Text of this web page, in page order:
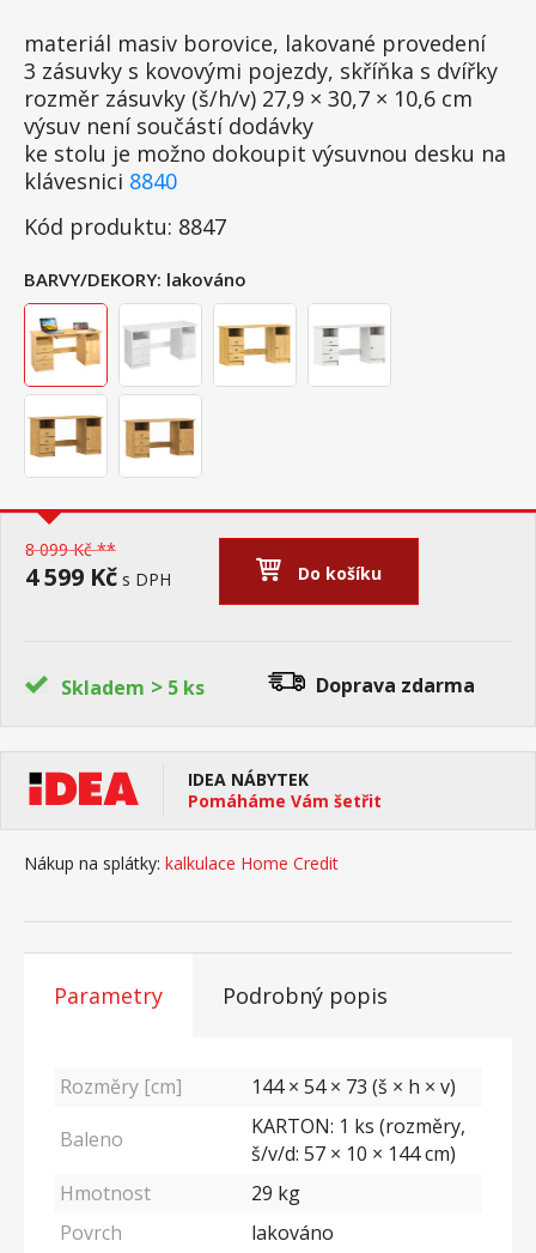
materiál masiv borovice, lakované provedení
3 zásuvky s kovovými pojezdy, skříňka s dvířky
rozměr zásuvky (š/h/v) 27,9 × 30,7 × 10,6 cm
výsuv není součástí dodávky
ke stolu je možno dokoupit výsuvnou desku na
klávesnici 8840
Kód produktu: 8847
BARVY/DEKORY: lakováno
8 099 Kč **
4 599 Kč s DPH Do košíku
Skladem > 5 ks Doprava zdarma
IDEA NÁBYTEK
Pomáháme Vám šetřit
Nákup na splátky: kalkulace Home Credit
Parametry Podrobný popis
Rozměry [cm]
144 × 54 × 73 (š × h × v)
Baleno
KARTON: 1 ks (rozměry,
š/v/d: 57 × 10 × 144 cm)
Hmotnost
29 kg
Povrch
lakováno